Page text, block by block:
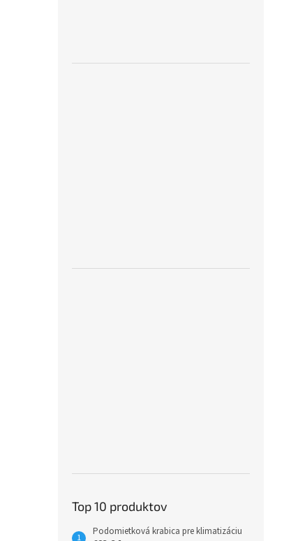
Top 10 produktov
Podomietková krabica pre klimatizáciu